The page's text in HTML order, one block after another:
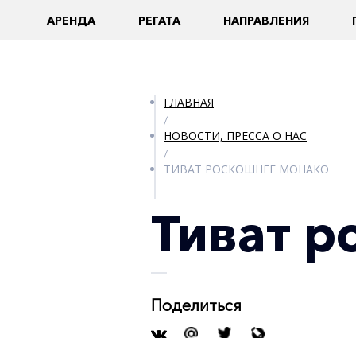
AРЕНДА РЕГАТА НАПРАВЛЕНИЯ
ГЛАВНАЯ
/
НОВОСТИ, ПРЕССА О НАС
/
ТИВАТ РОСКОШНЕЕ МОНАКО
Тиват
Поделиться